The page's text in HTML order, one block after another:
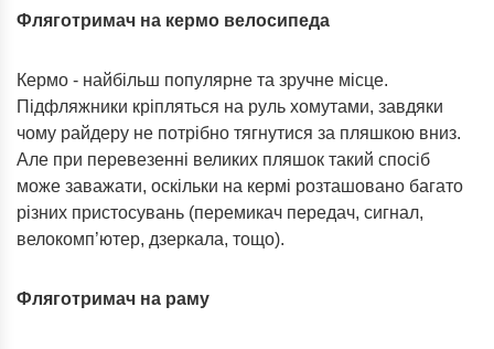
Фляготримач на кермо велосипеда
Кермо - найбільш популярне та зручне місце.
Підфляжники кріпляться на руль хомутами, завдяки
чому райдеру не потрібно тягнутися за пляшкою вниз.
Але при перевезенні великих пляшок такий спосіб
може заважати, оскільки на кермі розташовано багато
різних пристосувань (перемикач передач, сигнал,
велокомп’ютер, дзеркала, тощо).
Фляготримач на раму